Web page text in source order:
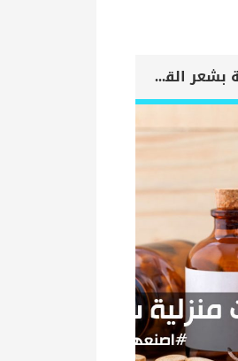
3 وصفات منزلية في العناية بشعر القطط ومنعه من التساقط